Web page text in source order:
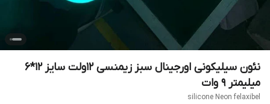
نئون سیلیکونی اورجینال سبز زیمنسی 12ولت سایز 12*6
میلیمتر 9 وات
silicone Neon felaxibel